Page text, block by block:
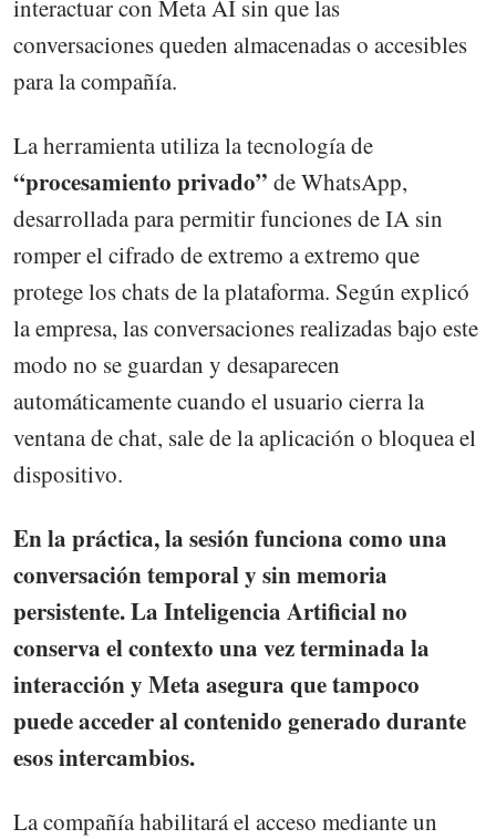
interactuar con Meta AI sin que las
conversaciones queden almacenadas o accesibles
para la compañía.
La herramienta utiliza la tecnología de
“procesamiento privado” de WhatsApp,
desarrollada para permitir funciones de IA sin
romper el cifrado de extremo a extremo que
protege los chats de la plataforma. Según explicó
la empresa, las conversaciones realizadas bajo este
modo no se guardan y desaparecen
automáticamente cuando el usuario cierra la
ventana de chat, sale de la aplicación o bloquea el
dispositivo.
En la práctica, la sesión funciona como una
conversación temporal y sin memoria
persistente. La Inteligencia Artificial no
conserva el contexto una vez terminada la
interacción y Meta asegura que tampoco
puede acceder al contenido generado durante
esos intercambios.
La compañía habilitará el acceso mediante un